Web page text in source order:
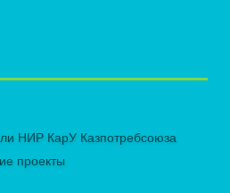
НИР КарУ Казпотребсоюза
проекты